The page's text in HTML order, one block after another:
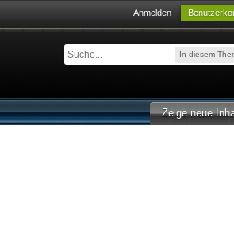
Anmelden
In diesem
Zeige neue